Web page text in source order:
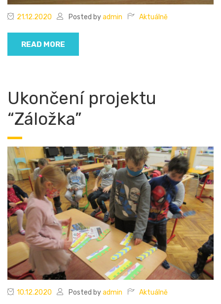
21.12.2020 Posted byadmin Aktuálně
READ MORE
Ukončení projektu
“Záložka”
10.12.2020 Posted byadmin Aktuálně